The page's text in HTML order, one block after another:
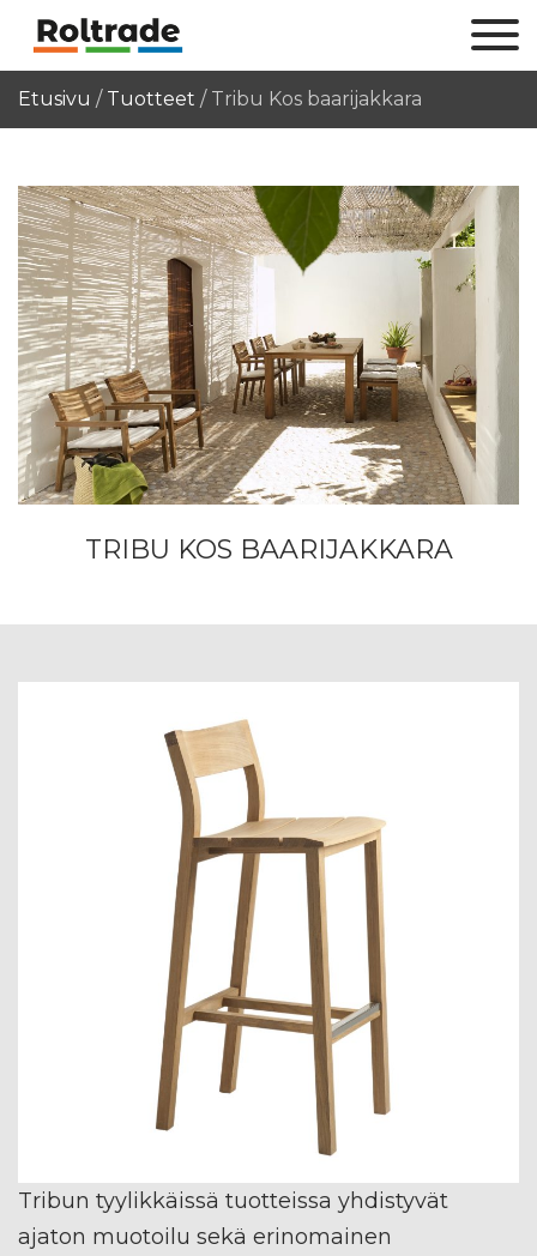
Etusivu / Tuotteet / Tribu Kos baarijakkara
TRIBU KOS BAARIJAKKARA
Tribun tyylikkäissä tuotteissa yhdistyvät
ajaton muotoilu sekä erinomainen